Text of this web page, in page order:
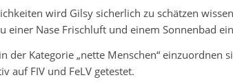
wird Gilsy sicherlich zu schätzen
einer Nase Frischluft und einem Sonnenbad
der Kategorie „nette Menschen“
auf FIV und FeLV getestet.